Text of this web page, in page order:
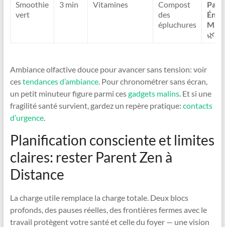
Smoothie
vert
3 min Vitamines
Compost
des
épluchures
🌿
Ambiance olfactive douce pour avancer sans tension: voir
cestendances d’ambiance. Pour chronométrer sans écran,
un petit minuteur figure parmi cesgadgets malins. Et si une
fragilité santé survient, gardez un repère pratique: contacts
d’urgence.
Planification consciente et limites
claires: rester Parent Zen à
Distance
La charge utile remplace la charge totale. Deux blocs
profonds, des pauses réelles, des frontières fermes avec le
travail protègent votre santé et celle du foyer — une vision